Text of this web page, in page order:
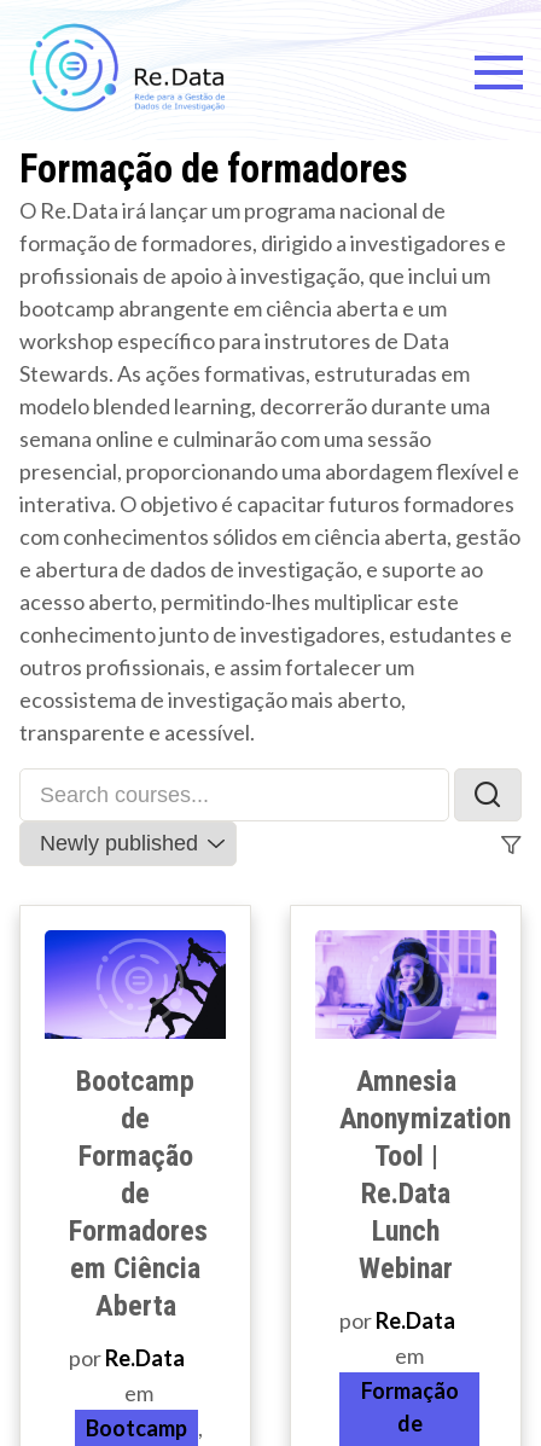
content
Rede para a Gestão de Dados
Formação de formadores
O Re.Data irá lançar um programa nacional de
formação de formadores, dirigido a investigadores e
profissionais de apoio à investigação, que inclui um
bootcamp abrangente em ciência aberta e um
workshop específico para instrutores de Data
Stewards. As ações formativas, estruturadas em
modelo blended learning, decorrerão durante uma
semana online e culminarão com uma sessão
presencial, proporcionando uma abordagem flexível e
interativa. O objetivo é capacitar futuros formadores
com conhecimentos sólidos em ciência aberta, gestão
e abertura de dados de investigação, e suporte ao
acesso aberto, permitindo-lhes multiplicar este
conhecimento junto de investigadores, estudantes e
outros profissionais, e assim fortalecer um
ecossistema de investigação mais aberto,
transparente e acessível.
Bootcamp
de
Formação
de
Formadores
em Ciência
Aberta
porRe.Data
em
Bootcamp ,
Amnesia
Anonymization
Tool |
Re.Data
Lunch
Webinar
porRe.Data
em
Formação
de